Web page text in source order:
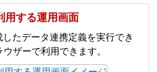
用する運用画面
たデータ連携定義を実行でき
ザーで利用できます。